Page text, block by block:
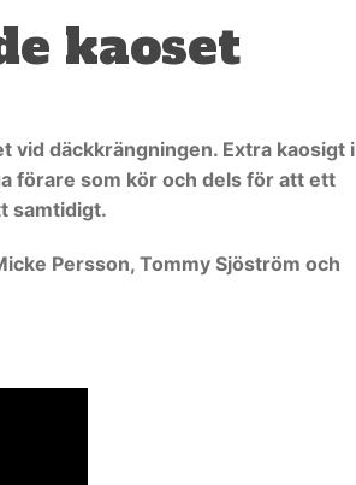
kaoset
vid däckkrängningen. Extra kaosigt i
förare som kör och dels för att ett
samtidigt.
Persson, Tommy Sjöström och